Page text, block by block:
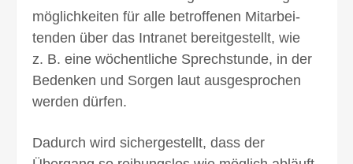
möglichkeiten für alle betroffenen Mitarbei­
tenden über das Intranet bereit­gestellt, wie
z. B. eine wöchent­liche Sprech­stunde, in der
Bedenken und Sorgen laut ausgesprochen
werden dürfen.
Dadurch wird sichergestellt, dass der